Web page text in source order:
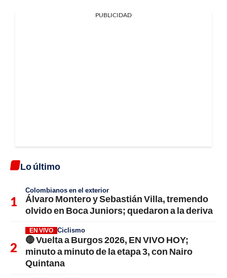
PUBLICIDAD
Lo último
Colombianos en el exterior
Álvaro Montero y Sebastián Villa, tremendo
olvido en Boca Juniors; quedaron a la deriva
EN VIVO Ciclismo
🔴 Vuelta a Burgos 2026, EN VIVO HOY;
minuto a minuto de la etapa 3, con Nairo
Quintana